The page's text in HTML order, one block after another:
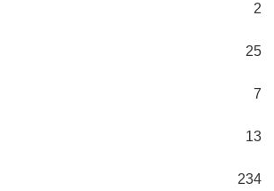
2
25
7
13
234